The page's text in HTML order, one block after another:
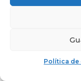
Política de